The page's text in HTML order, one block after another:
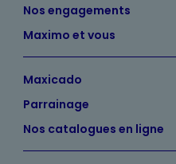
Nos engagements
Maximo et vous
Maxicado
Parrainage
Nos catalogues en ligne